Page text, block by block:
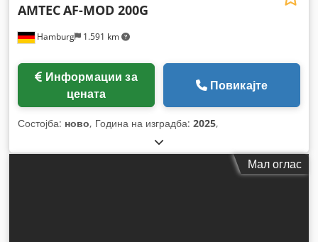
Hamburg 1.591 km
AMTECAF-MOD 200G
цената
Повикајте
Состојба: ново, Година на изградба: 2025,
Мал оглас